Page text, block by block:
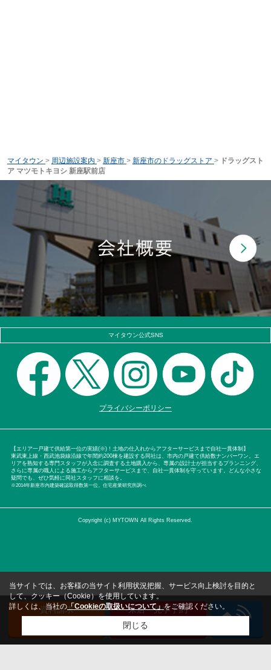
マイタウン > 周辺施設案内 > 新座市 > 新座市のドラッグストア > ドラッグスト
ア マツモトキヨシ 新座駅前店
マイタウン公式SNS
プライバシーポリシー
【エリア一戸建て供給第一位の実績(※)！土地の仕入れからアフターサービスまで自社一貫体制】
東武東上線・西武池袋線沿線で年間約200棟を建設する同社は、市内の戸建て供給数ナンバーワン。エ
リアを熟知する専門スタッフが入念に調査する土地購入から、専属の設計士が担当するプランニング、
さらに専属の職人による施工からアフターサービスまで、自社一貫体制を守っています。どんな小さな
疑問でも、ぜひ気軽に同社スタッフに相談を。
※2014年新座市内建築確認取得数第一位。住宅産業研究所調べ
Copyright (c) MYTOWN All Rights Reserved.
資料請求
来店・見学予約
（無料）
当サイトでは、お客様の当サイト利用状況把握、サービス向上検討を目的と
して、クッキー（Cookie）を使用しています。
詳しくは、当社の「Cookieの取扱いについて」をご確認ください。
閉じる